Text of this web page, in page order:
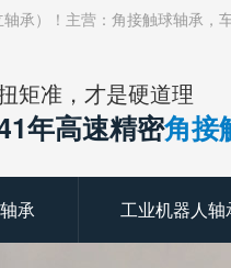
承）！主营：角接触球轴承，
矩准，才是硬道理
年高速精密角接
承 工业机器人轴